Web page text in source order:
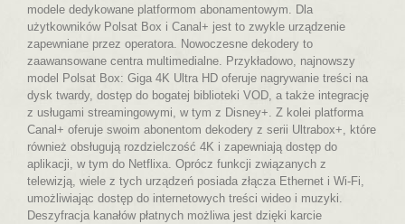
modele dedykowane platformom abonamentowym. Dla
użytkowników Polsat Box i Canal+ jest to zwykle urządzenie
zapewniane przez operatora. Nowoczesne dekodery to
zaawansowane centra multimedialne. Przykładowo, najnowszy
model Polsat Box: Giga 4K Ultra HD oferuje nagrywanie treści na
dysk twardy, dostęp do bogatej biblioteki VOD, a także integrację
z usługami streamingowymi, w tym z Disney+. Z kolei platforma
Canal+ oferuje swoim abonentom dekodery z serii Ultrabox+, które
również obsługują rozdzielczość 4K i zapewniają dostęp do
aplikacji, w tym do Netflixa. Oprócz funkcji związanych z
telewizją, wiele z tych urządzeń posiada złącza Ethernet i Wi-Fi,
umożliwiając dostęp do internetowych treści wideo i muzyki.
Deszyfracja kanałów płatnych możliwa jest dzięki karcie